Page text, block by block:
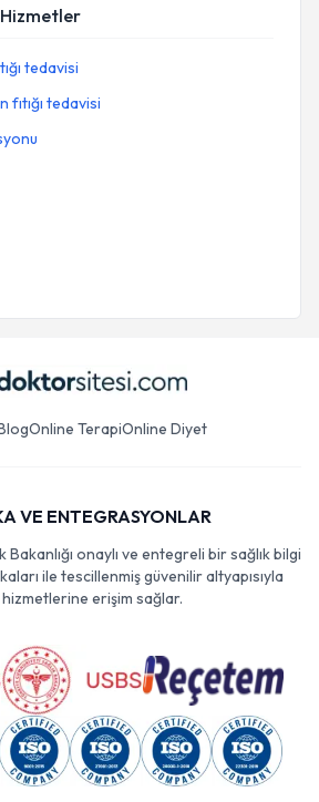
Hizmetler
tedavisi
fıtığı tedavisi
Online TerapiOnline Diyet
VE ENTEGRASYONLAR
onaylı ve entegreli bir sağlık bilgi
ile tescillenmiş güvenilir altyapısıyla
hizmetlerine erişim sağlar.